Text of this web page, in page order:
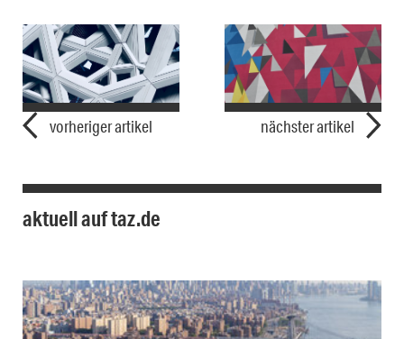
vorheriger artikel nächster artikel
aktuell auf taz.de